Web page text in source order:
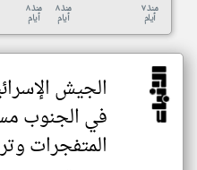
منذ ٨
أيام
منذ ٨
أيام
منذ ٧
أيام
الجيش
المتفجرات